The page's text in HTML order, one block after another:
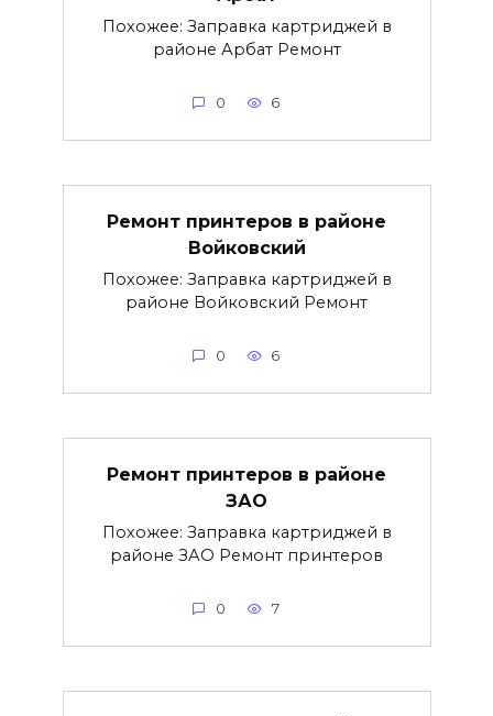
Похожее: Заправка картриджей в
районе Арбат Ремонт
0 6
Ремонт принтеров в районе
Войковский
Похожее: Заправка картриджей в
районе Войковский Ремонт
0 6
Ремонт принтеров в районе
ЗАО
Похожее: Заправка картриджей в
районе ЗАО Ремонт принтеров
0 7